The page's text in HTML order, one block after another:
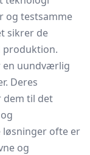
og testsamme
sikrer de
produktion.
en uundværlig
Deres
dem til det
løsninger ofte er
og